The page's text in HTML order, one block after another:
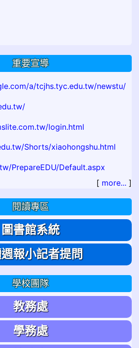
重要宣導
[ more... ]
閱讀專區
圖書館系統
報小記者提問
學校團隊
教務處
學務處